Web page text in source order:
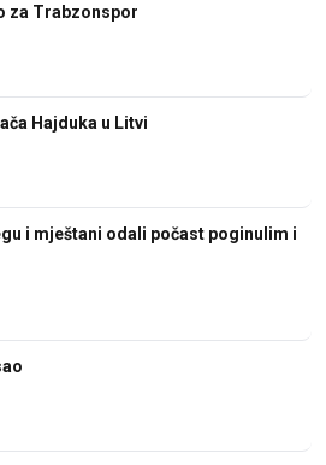
za Trabzonspor
Hajduka u Litvi
i mještani odali počast poginulim i